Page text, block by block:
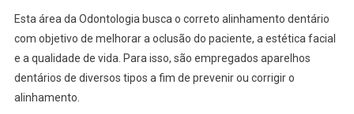
Esta área da Odontologia busca o correto alinhamento dentário
com objetivo de melhorar a oclusão do paciente, a estética facial
e a qualidade de vida. Para isso, são empregados aparelhos
dentários de diversos tipos a fim de prevenir ou corrigir o
alinhamento.